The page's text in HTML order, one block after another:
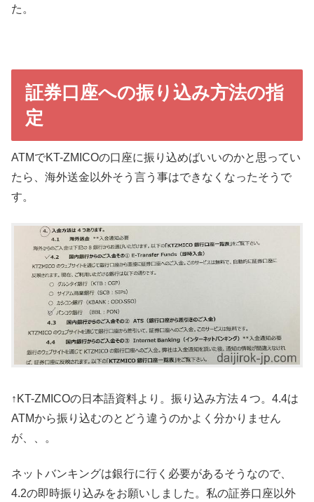
た。
証券口座への振り込み方法の指
定
ATMでKT-ZMICOの口座に振り込めばいいのかと思ってい
たら、海外送金以外そう言う事はできなくなったそうで
す。
↑KT-ZMICOの日本語資料より。振り込み方法４つ。4.4は
ATMから振り込むのとどう違うのかよく分かりません
が、、。
ネットバンキングは銀行に行く必要があるそうなので、
4.2の即時振り込みをお願いしました。私の証券口座以外